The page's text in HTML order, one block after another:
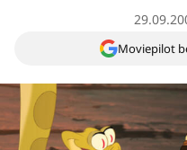
Moviepilot